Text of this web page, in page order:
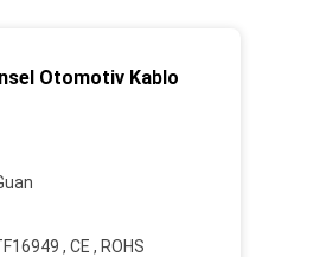
Otomotiv Kablo
, CE , ROHS